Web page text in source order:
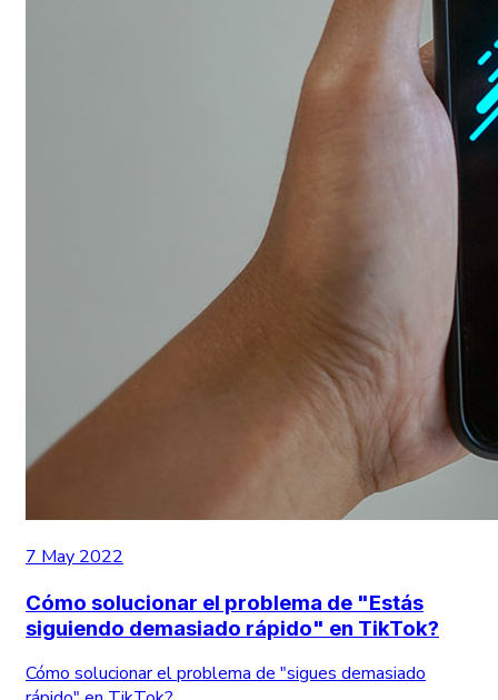
7 May 2022
Cómo solucionar el problema de "Estás
siguiendo demasiado rápido" en TikTok?
Cómo solucionar el problema de "sigues demasiado